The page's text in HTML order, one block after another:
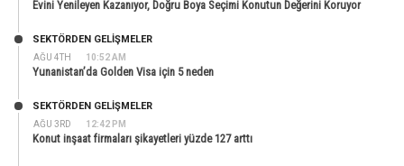
Evini Yenileyen Kazanıyor, Doğru Boya Seçimi Konutun Değerini Koruyor
AĞU 4TH 10:52 AM
SEKTÖRDEN GELIŞMELER
Yunanistan’da Golden Visa için 5 neden
AĞU 3RD 12:42 PM
SEKTÖRDEN GELIŞMELER
Konut inşaat firmaları şikayetleri yüzde 127 arttı